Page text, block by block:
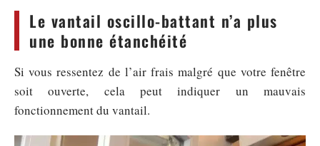
Le vantail oscillo-battant n’a plus
une bonne étanchéité
Si vous ressentez de l’air frais malgré que votre fenêtre
soit ouverte, cela peut indiquer un mauvais
fonctionnement du vantail.